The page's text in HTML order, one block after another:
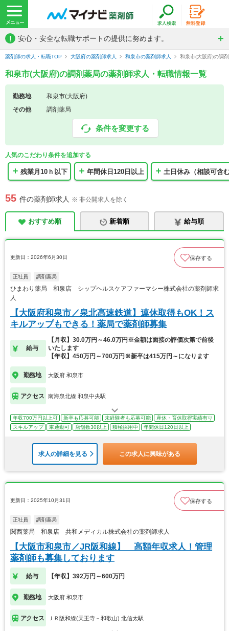
! 安心・安全な転職サポートの提供に努めます。
薬剤師の求人・転職TOP 大阪府の薬剤師求人 和泉市の薬剤師求人 和泉市(大阪府)の調
和泉市(大阪府)の調剤薬局の薬剤師求人・転職情報一覧
勤務地
和泉市(大阪府)
その他
調剤薬局
条件を変更する
人気のこだわり条件を追加する
残業月10ｈ以下 年間休日120日以上 土日休み（相談可含
55 件の薬剤師求人 ※ 非公開求人を除く
おすすめ順 新着順 給与順
更新日：2026年6月30日 保存する
正社員 調剤薬局
ひまわり薬局 和泉店 シップヘルスケアファーマシー株式会社の薬剤師求
人
【大阪府和泉市／泉北高速鉄道】連休取得もOK！ス
キルアップもできる！薬局で薬剤師募集
給与
【月収】30.0万円～46.0万円※金額は面接の評価次第で前後
いたします
【年収】450万円～700万円※新卒は415万円～になります
勤務地 大阪府 和泉市
アクセス 南海泉北線 和泉中央駅
年収700万円以上可 新卒も応募可能 未経験者も応募可能
産休・育休取得実績有り
スキルアップ
車通勤可 店舗数30以上 積極採用中 年間休日120日以上
求人の詳細を見る この求人に興味がある
更新日：2025年10月31日 保存する
正社員 調剤薬局
関西薬局 和泉店 共和メディカル株式会社の薬剤師求人
【大阪市和泉市／JR阪和線】 高額年収求人！管理
薬剤師も募集しております
給与 【年収】392万円～600万円
勤務地 大阪府 和泉市
アクセス ＪＲ阪和線(天王寺－和歌山) 北信太駅